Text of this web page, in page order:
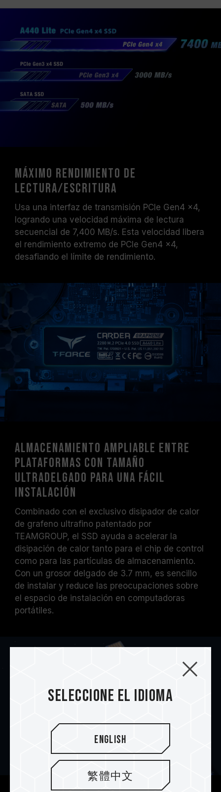
Máximo rendimiento de
lectura/escritura
Usa una interfaz de transmisión PCIe Gen4 x4,
logrando una velocidad máxima de lectura
secuencial de 7,400 MB/s. Esta velocidad libera
el rendimiento extremo de PCIe Gen4 x4,
desafiando el límite de rendimiento.
Almacenamiento ampliable entre
plataformas con tamaño
ultradelgado para una fácil
instalación
Combinado con el exclusivo disipador de calor
de grafeno ultrafino patentado por
TEAMGROUP, el SSD ayuda a acelerar la
disipación de calor tanto para el chip de control
como para las partículas de almacenamiento.
Con un grosor delgado de 3.7 mm, es sencillo
de instalar y reduce las preocupaciones sobre
el espacio de instalación en computadoras
portátiles.
Seleccione el idioma
English
繁體中文